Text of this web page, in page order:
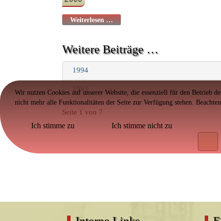
Weiterlesen …
Weitere Beiträge …
1994
1993
Seite 1 von 7
Wir nutzen Cookies auf unserer Website, die essenziell für den Betrieb
nicht mehr alle Funktionalitäten der Seite zur Verfügung stehen.
Ich stimme zu Ich stimme nicht zu